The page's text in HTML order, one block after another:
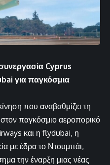
Cyprus
για παγκόσμια
που αναβαθμίζει τη
παγκόσμιο αεροπορικό
και η flydubai, η
με έδρα το Ντουμπάι,
την έναρξη μιας νέας